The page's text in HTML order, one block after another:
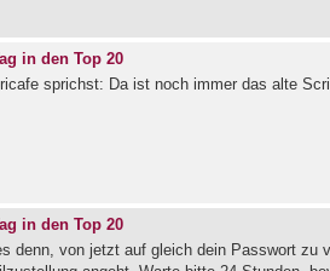
in den Top 20
sprichst: Da ist noch immer das alte
in den Top 20
denn, von jetzt auf gleich dein Passwort zu